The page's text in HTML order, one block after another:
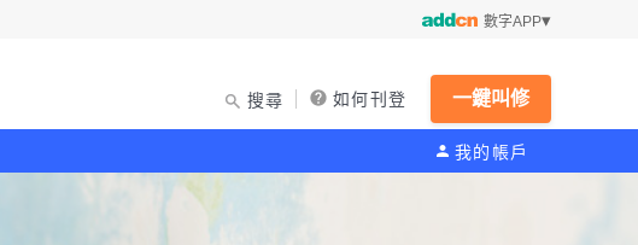
數字APP
搜尋 如何刊登 一鍵叫修
我的帳戶